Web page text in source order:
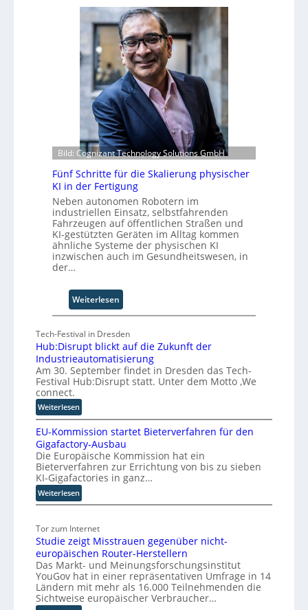
E
c
o
s
y
s
t
e
m
v
o
n
F
o
r
m
w
a
y
s
e
i
d
i
e
F
a
b
r
i
k
d
e
r
Z
u
k
u
n
f
t
b
u
s
b
e
r
u
f
t
S
t
e
a
n
S
c
h
w
a
u
m
o
-
C
E
O
Bild: Cognizant Technology Solutions GmbH
Fünf Schritte für die Skalierung physischer
KI in der Fertigung
Neben autonomen Robotern im
industriellen Einsatz, selbstfahrenden
Fahrzeugen auf öffentlichen Straßen und
KI-gestützten Geräten im Alltag kommen
ähnliche Systeme der physischen KI
inzwischen auch im Gesundheitswesen, in
der…
Weiterlesen:
F
n
f
S
c
h
i
t
t
e
f
ü
d
S
k
a
l
i
Tech-Festival in Dresden
Hub:Disrupt blickt auf die Zukunft der
Industrieautomatisierung
Am 30. September findet in Dresden das Tech-
Festival Hub:Disrupt statt. Unter dem Motto ‚We
connect.
Weiterlesen:
H
u
b
:
D
i
s
r
p
t
b
l
i
c
k
EU-Kommission startet Bieterverfahren für den
Gigafactory-Ausbau
Die Europäische Kommission hat ein
Bieterverfahren zur Errichtung von bis zu sieben
KI-Gigafactories in ganz…
Weiterlesen:
E
-
K
o
m
m
i
s
Tor zum Internet
Studie zeigt Misstrauen gegenüber nicht-
europäischen Router-Herstellern
Das Markt- und Meinungsforschungsinstitut
YouGov hat in einer repräsentativen Umfrage in 14
Ländern mit mehr als 16.000 Teilnehmenden die
Sichtweise europäischer Verbraucher…